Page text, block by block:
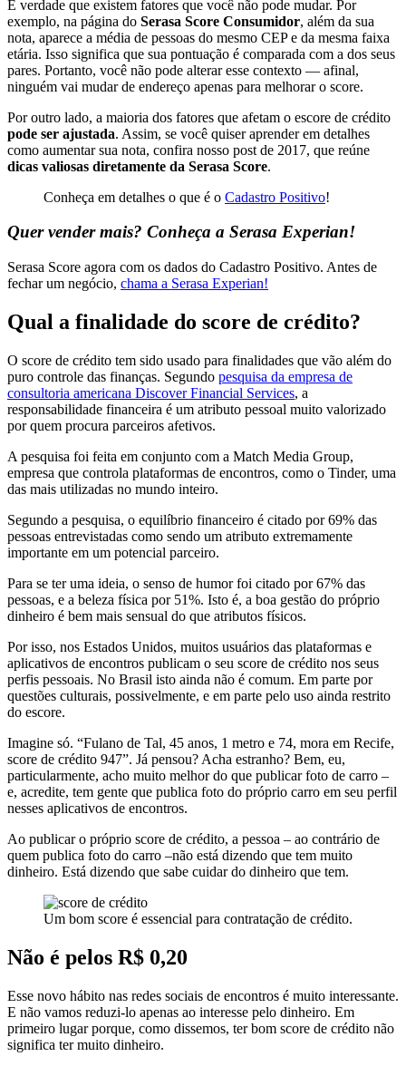
É verdade que existem fatores que você não pode mudar. Por
exemplo, na página do Serasa Score Consumidor, além da sua
nota, aparece a média de pessoas do mesmo CEP e da mesma faixa
etária. Isso significa que sua pontuação é comparada com a dos seus
pares. Portanto, você não pode alterar esse contexto — afinal,
ninguém vai mudar de endereço apenas para melhorar o score.
Por outro lado, a maioria dos fatores que afetam o escore de crédito
pode ser ajustada. Assim, se você quiser aprender em detalhes
como aumentar sua nota, confira nosso post de 2017, que reúne
dicas valiosas diretamente da Serasa Score.
Conheça em detalhes o que é o Cadastro Positivo!
Quer vender mais? Conheça a Serasa Experian!
Serasa Score agora com os dados do Cadastro Positivo. Antes de
fechar um negócio, chama a Serasa Experian!
Qual a finalidade do score de crédito?
O score de crédito tem sido usado para finalidades que vão além do
puro controle das finanças. Segundo pesquisa da empresa de
consultoria americana Discover Financial Services, a
responsabilidade financeira é um atributo pessoal muito valorizado
por quem procura parceiros afetivos.
A pesquisa foi feita em conjunto com a Match Media Group,
empresa que controla plataformas de encontros, como o Tinder, uma
das mais utilizadas no mundo inteiro.
Segundo a pesquisa, o equilíbrio financeiro é citado por 69% das
pessoas entrevistadas como sendo um atributo extremamente
importante em um potencial parceiro.
Para se ter uma ideia, o senso de humor foi citado por 67% das
pessoas, e a beleza física por 51%. Isto é, a boa gestão do próprio
dinheiro é bem mais sensual do que atributos físicos.
Por isso, nos Estados Unidos, muitos usuários das plataformas e
aplicativos de encontros publicam o seu score de crédito nos seus
perfis pessoais. No Brasil isto ainda não é comum. Em parte por
questões culturais, possivelmente, e em parte pelo uso ainda restrito
do escore.
Imagine só. “Fulano de Tal, 45 anos, 1 metro e 74, mora em Recife,
score de crédito 947”. Já pensou? Acha estranho? Bem, eu,
particularmente, acho muito melhor do que publicar foto de carro –
e, acredite, tem gente que publica foto do próprio carro em seu perfil
nesses aplicativos de encontros.
Ao publicar o próprio score de crédito, a pessoa – ao contrário de
quem publica foto do carro –não está dizendo que tem muito
dinheiro. Está dizendo que sabe cuidar do dinheiro que tem.
Um bom score é essencial para contratação de crédito.
Não é pelos R$ 0,20
Esse novo hábito nas redes sociais de encontros é muito interessante.
E não vamos reduzi-lo apenas ao interesse pelo dinheiro. Em
primeiro lugar porque, como dissemos, ter bom score de crédito não
significa ter muito dinheiro.